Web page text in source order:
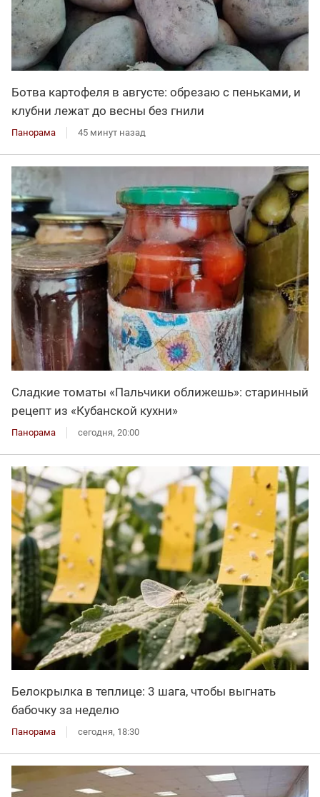
Ботва картофеля в августе: обрезаю с пеньками, и
клубни лежат до весны без гнили
Панорама 45 минут назад
Сладкие томаты «Пальчики оближешь»: старинный
рецепт из «Кубанской кухни»
Панорама сегодня, 20:00
Белокрылка в теплице: 3 шага, чтобы выгнать
бабочку за неделю
Панорама сегодня, 18:30